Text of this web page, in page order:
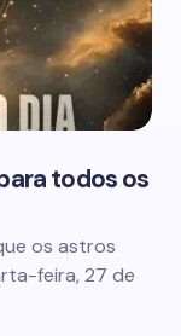
todos os
os astros
feira, 27 de